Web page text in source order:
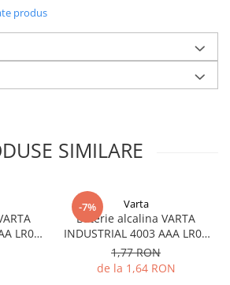
VRLA
Semi-
produs
SIMILARE
LR06
-7% Varta
Baterie alcalina VARTA
INDUSTRIAL 4003 AAA LR03
1.5V
1,77 RON
de la 1,64 RON